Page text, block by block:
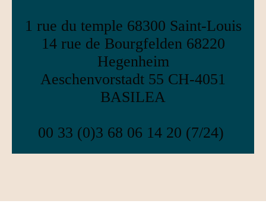
1 rue du temple 68300 Saint-Louis
14 rue de Bourgfelden 68220
Hegenheim
Aeschenvorstadt 55 CH-4051
BASILEA
00 33 (0)3 68 06 14 20 (7/24)